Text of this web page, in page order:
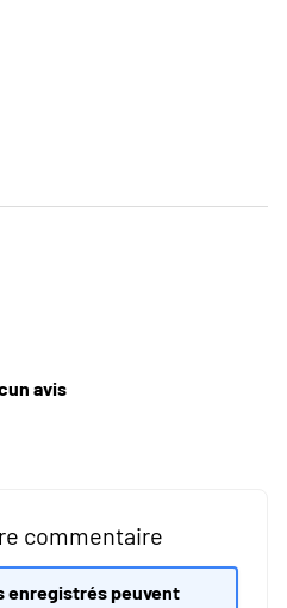
avis
commentaire
enregistrés peuvent